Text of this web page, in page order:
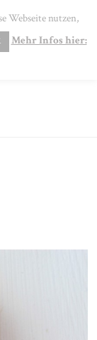
Webseite nutzen,
Mehr Infos hier: